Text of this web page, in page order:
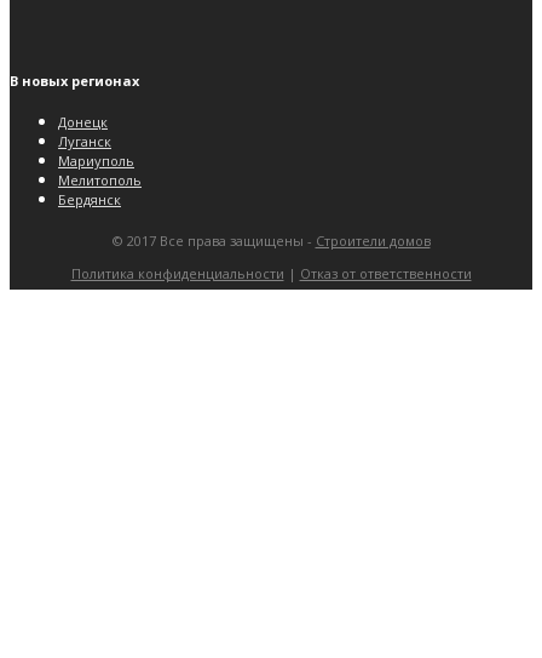
В новых регионах
Донецк
Луганск
Мариуполь
Мелитополь
Бердянск
© 2017 Все права защищены - Строители домов
Политика конфиденциальности | Отказ от ответственности